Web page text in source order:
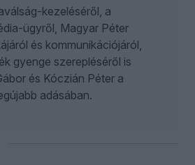
kezeléséről, a
ügyről, Magyar Péter
és kommunikációjáról,
gyenge szerepléséről is
és Kóczián Péter a
adásában.